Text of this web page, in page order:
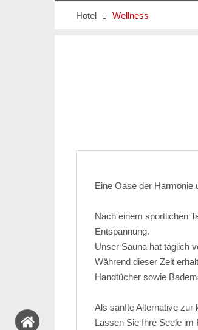
Hotel  Wellness
Eine Oase der Harmonie
Nach einem sportlichen
Entspannung.
Unser Sauna hat täglich
Während dieser Zeit
Handtücher sowie
Als sanfte Alternative zur
Lassen Sie Ihre Seele im